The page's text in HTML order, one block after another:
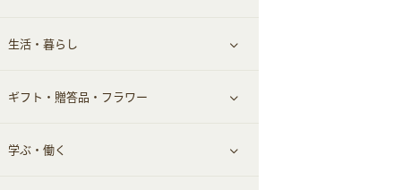
スーツ・フォーマル
食材宅配
ヘアケア
メンズ美容
美容・ダイエット用品
健康食品｜乳酸菌・ケフィア
健康食品｜その他
スポーツ・フィットネス
家電・パソコン・ソフトウェア
スマホ・携帯電話・SIM
すべて見る
クレジットカード
生活・暮らし
すべて見る
車情報・カーシェア・レンタル
ギフト・贈答品・フラワー
すべて見る
学ぶ・働く